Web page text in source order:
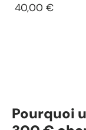
40,00 €
Pourquoi